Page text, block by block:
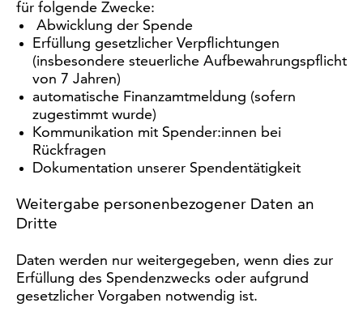
für folgende Zwecke:
Abwicklung der Spende
Erfüllung gesetzlicher Verpflichtungen
(insbesondere steuerliche Aufbewahrungspflicht
von 7 Jahren)
automatische Finanzamtmeldung (sofern
zugestimmt wurde)
Kommunikation mit Spender:innen bei
Rückfragen
Dokumentation unserer Spendentätigkeit
Weitergabe personenbezogener Daten an
Dritte
Daten werden nur weitergegeben, wenn dies zur
Erfüllung des Spendenzwecks oder aufgrund
gesetzlicher Vorgaben notwendig ist.